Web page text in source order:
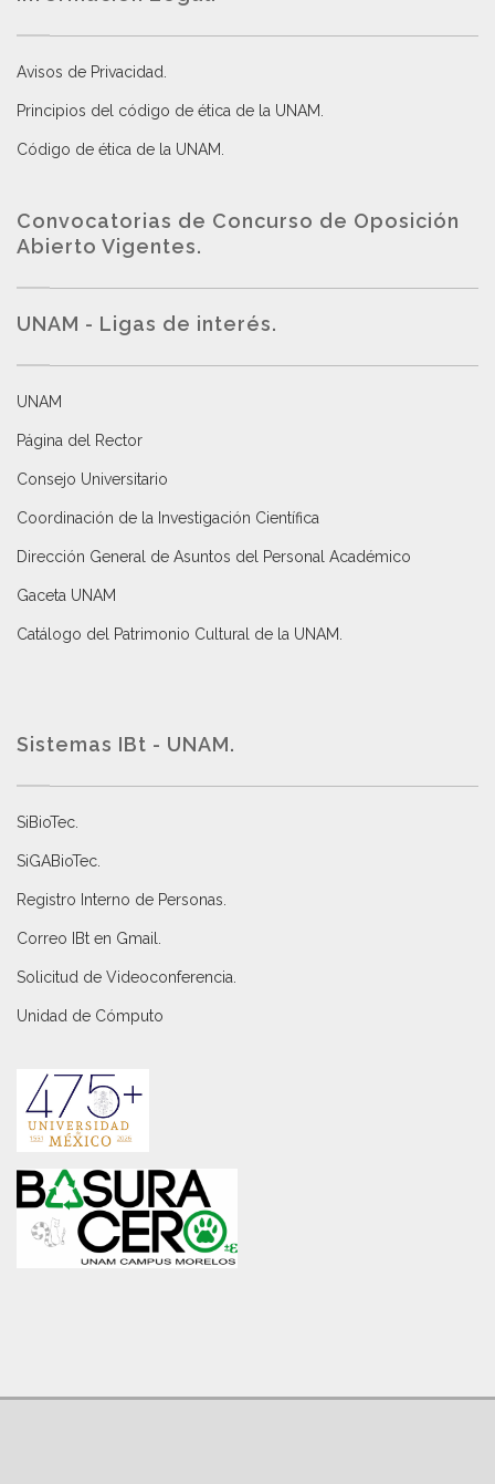
Avisos de Privacidad
Principios del código de ética de la UNAM
Código de ética de la UNAM
Convocatorias de Concurso de Oposición
Abierto Vigentes.
UNAM - Ligas de interés.
UNAM
Página del Rector
Consejo Universitario
Coordinación de la Investigación Científica
Dirección General de Asuntos del Personal Académico
Gaceta UNAM
Catálogo del Patrimonio Cultural de la UNAM.
Sistemas IBt - UNAM.
SiBioTec
SiGABioTec.
Registro Interno de Personas
Correo IBt en Gmail
Solicitud de Videoconferencia.
Unidad de Cómputo